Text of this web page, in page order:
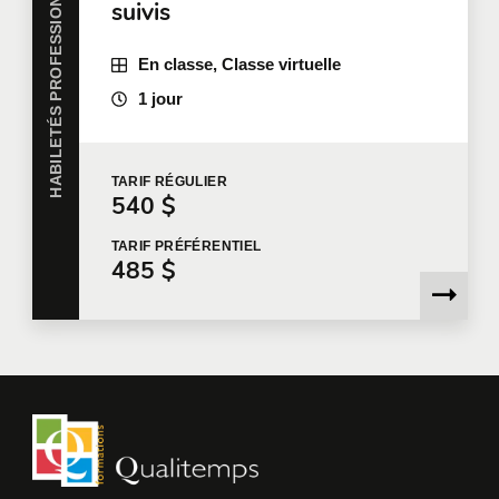
communications commerciales. En savoir plus >
HABILETÉS PROFESSIONNELLES suivis
En classe, Classe virtuelle
1 jour
TARIF RÉGULIER
540 $
TARIF PRÉFÉRENTIEL
485 $